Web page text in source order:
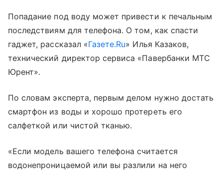
Попадание под воду может привести к печальным
последствиям для телефона. О том, как спасти
гаджет, рассказал «Газете.Ru» Илья Казаков,
технический директор сервиса «Павербанки МТС
Юрент».
По словам эксперта, первым делом нужно достать
смартфон из воды и хорошо протереть его
салфеткой или чистой тканью.
«Если модель вашего телефона считается
водонепроницаемой или вы разлили на него